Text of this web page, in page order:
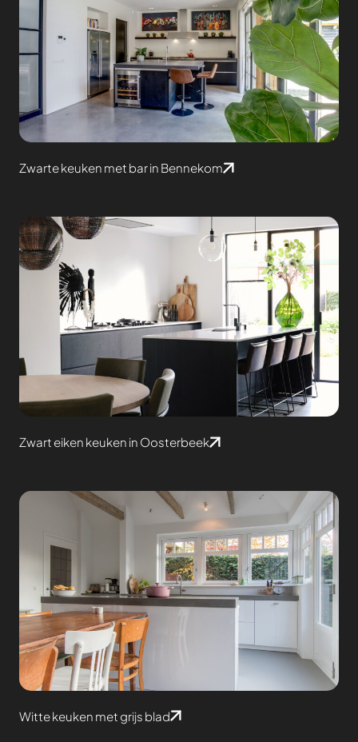
Zwarte keuken met bar in Bennekom
Zwart eiken keuken in Oosterbeek
Witte keuken met grijs blad